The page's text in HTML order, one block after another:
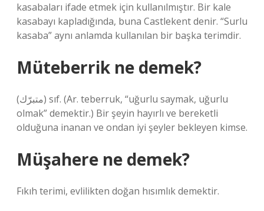
kasabaları ifade etmek için kullanılmıştır. Bir kale
kasabayı kapladığında, buna Castlekent denir. “Surlu
kasaba” aynı anlamda kullanılan bir başka terimdir.
Müteberrik ne demek?
(ﻣﺘﺒﺮّﻙ) sıf. (Ar. teberruk, “uğurlu saymak, uğurlu
olmak” demektir.) Bir şeyin hayırlı ve bereketli
olduğuna inanan ve ondan iyi şeyler bekleyen kimse.
Müşahere ne demek?
Fıkıh terimi, evlilikten doğan hısımlık demektir.